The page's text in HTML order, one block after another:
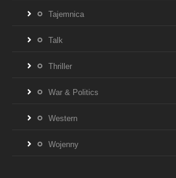
Tajemnica
Talk
Thriller
War & Politics
Western
Wojenny